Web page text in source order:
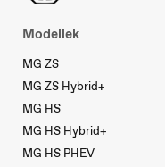
Modellek
MG ZS
MG ZS Hybrid+
MG HS
MG HS Hybrid+
MG HS PHEV